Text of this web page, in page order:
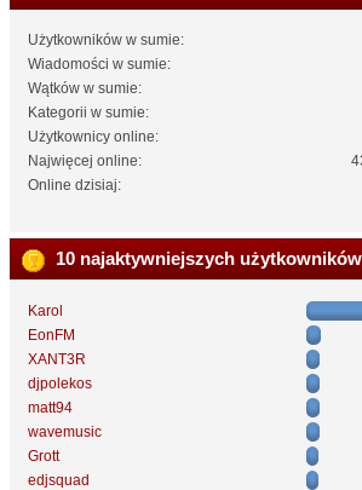
Użytkowników w sumie:
Wiadomości w sumie:
Wątków w sumie:
Kategorii w sumie:
Użytkownicy online:
Najwięcej online:
Online dzisiaj:
10 najaktywniejszych użytkowników
Karol
EonFM
XANT3R
djpolekos
matt94
wavemusic
Grott
edjsquad